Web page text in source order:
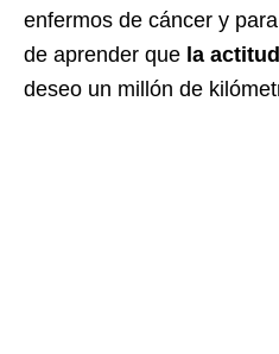
enfermos de cáncer y
de aprender que la
deseo un millón de